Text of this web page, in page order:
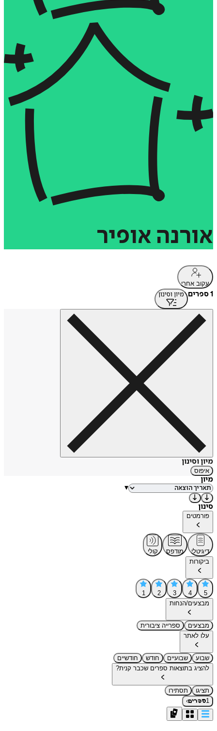
אורנה אופיר
עקוב אחרי
1 ספרים מיון וסינון
מיון וסינון
איפוס
מיון
▾
סינון
פורמטים
דיגיטלי מודפס
קולי
ביקורות
5
4
3
2
1
מבצעים/הנחות
מבצעים
ספרייה ציבורית
עלו לאתר
שבוע שבועיים חודש
חודשיים
להציג בתוצאות ספרים שכבר קנית?
תציגו
תסתירו
1ספרים›